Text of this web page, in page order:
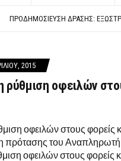
ΠΡΟΔΗΜΟΣΊΕΥΣΗ ΔΡΆΣΗΣ:
ΤΑΜΕΊΟ ΜΙΚΡΟΠΙΣΤΏΣΕΩΝ
2015
ρύθμιση οφειλών
οφειλών στους
πρότασης του
οφειλών στους